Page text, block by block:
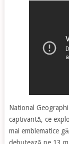
National
captivantă, ce
mai emblematice